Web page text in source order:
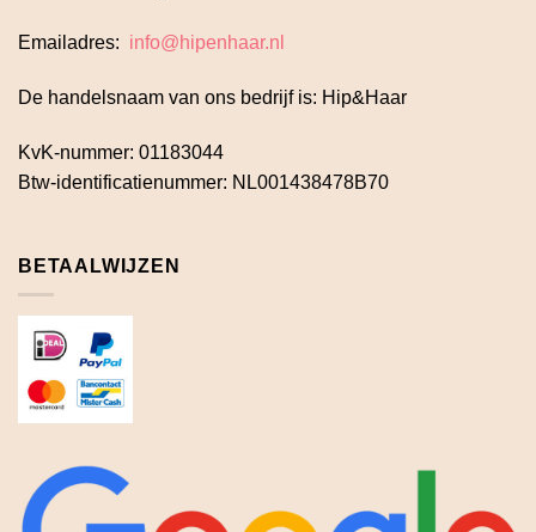
Emailadres: info@hipenhaar.nl
De handelsnaam van ons bedrijf is: Hip&Haar
KvK-nummer: 01183044
Btw-identificatienummer: NL001438478B70
BETAALWIJZEN